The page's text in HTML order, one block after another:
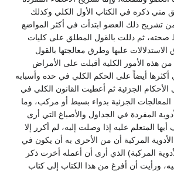
مني ذكره في الكتاب الأول الكلي وكذلك
تشريح ذلك العضو ابتدأت في أكثر المواضع
صحته، ثم دللت بالقول المطلق على كليات
عليها وطرق معالجتها بالقول
هذه الأمور الكلية أقبلت على الأمراض
أكثرها أيضاً على الحكم الكلي في حده وأسبابه
الأحكام الجزئية ثم أعطيت القانون الكلي في
المعالجات الجزئية بدواء بسيط أو مركب، وما
المفردة في الجداول والأصباغ التي أرى
المتعلم عليه إذا وصلت إليه، لم أكرر إلا
المركبة أن من الأحرى به أن يكون في
المركبة) الذي أرى أن أعمله أخرت ذكر
ورأيت أن أفرغ من هذا الكتاب إلى كتاب